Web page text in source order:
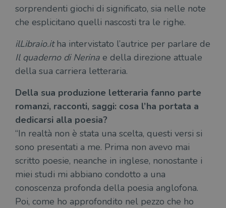
sorprendenti giochi di significato, sia nelle note
che esplicitano quelli nascosti tra le righe.
ilLibraio.itha intervistato l’autrice per parlare de
Il quaderno di Nerina e della direzione attuale
della sua carriera letteraria.
Della sua produzione letteraria fanno parte
romanzi, racconti, saggi: cosa l’ha portata a
dedicarsi alla poesia?
“In realtà non è stata una scelta, questi versi si
sono presentati a me. Prima non avevo mai
scritto poesie, neanche in inglese, nonostante i
miei studi mi abbiano condotto a una
conoscenza profonda della poesia anglofona.
Poi, come ho approfondito nel pezzo che ho